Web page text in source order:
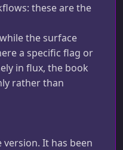
these are the
the surface
a specific flag or
in flux, the book
rather than
version. It has been